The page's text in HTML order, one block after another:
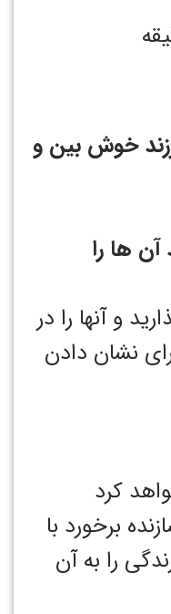
خوش بین و
آن ها را
و آنها را در
نشان دادن
کرد
برخورد با
را به آن